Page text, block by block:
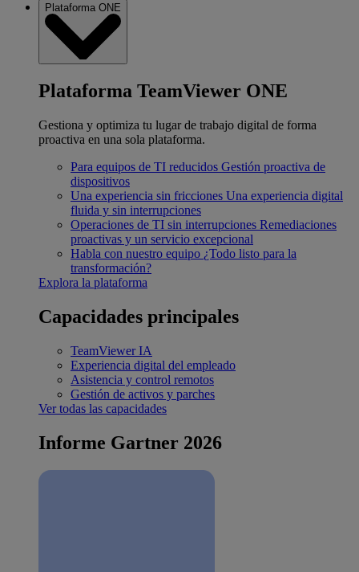
Plataforma ONE
Plataforma TeamViewer ONE
Gestiona y optimiza tu lugar de trabajo digital de forma
proactiva en una sola plataforma.
Para equipos de TI reducidos Gestión proactiva de
dispositivos
Una experiencia sin fricciones Una experiencia digital
fluida y sin interrupciones
Operaciones de TI sin interrupciones Remediaciones
proactivas y un servicio excepcional
Habla con nuestro equipo ¿Todo listo para la
transformación?
Explora la plataforma
Capacidades principales
TeamViewer IA
Experiencia digital del empleado
Asistencia y control remotos
Gestión de activos y parches
Ver todas las capacidades
Informe Gartner 2026